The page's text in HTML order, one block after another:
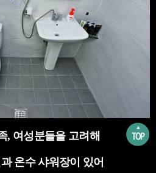
, 여성분들을 고려해
온수 샤워장이 있어